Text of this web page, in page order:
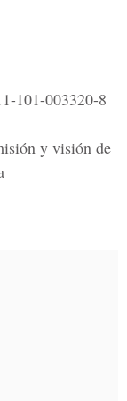
101-003320-8
y visión de